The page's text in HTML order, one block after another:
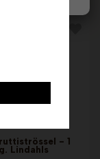
- 1
Lindahls